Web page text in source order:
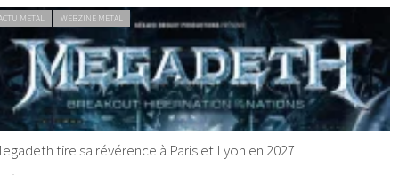
METAL WEBZINE METAL
tire sa révérence à Paris et Lyon en 2027